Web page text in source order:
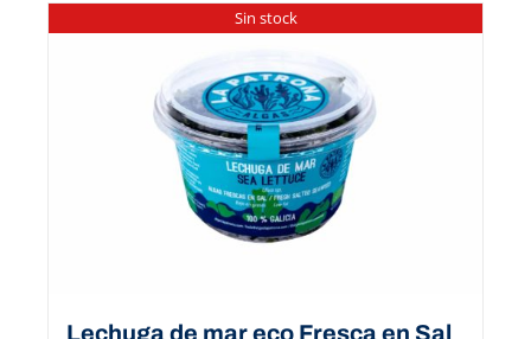
Sin stock
Lechuga de mar eco Fresca en Sal